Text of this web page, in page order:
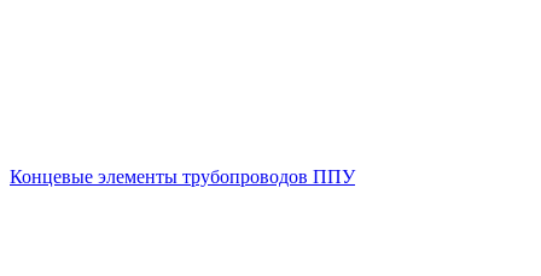
Концевые элементы трубопроводов ППУ